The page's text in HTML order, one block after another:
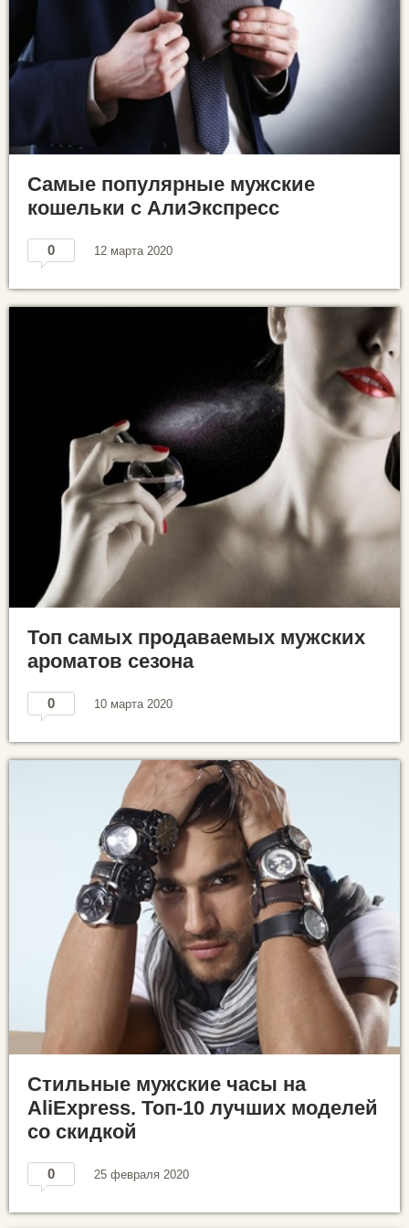
Самые популярные мужские
кошельки с АлиЭкспресс
0 12 марта 2020
Топ самых продаваемых мужских
ароматов сезона
0 10 марта 2020
Стильные мужские часы на
AliExpress. Топ-10 лучших моделей
со скидкой
0 25 февраля 2020